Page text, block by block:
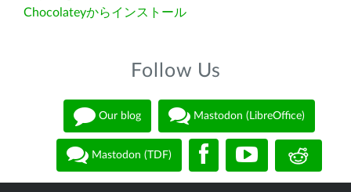
Chocolateyからインストール
Follow Us
Our blog Mastodon (LibreOffice)
Mastodon (TDF)